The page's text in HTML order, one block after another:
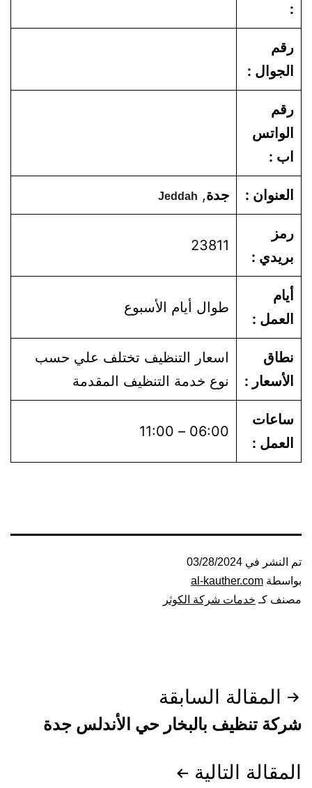
:
رقم
الجوال :
رقم
الواتس
اب :
العنوان : جدة,
Jeddah
رمز
بريدي :
23811
أيام
العمل :
طوال أيام الأسبوع
نطاق
الأسعار :
اسعار التنظيف تختلف علي حسب
نوع خدمة التنظيف المقدمة
ساعات
العمل :
06:00 – 11:00
تم النشر في 03/28/2024
بواسطة al-kauther.com
مصنف كـ خدمات شركة الكوثر
تصفّح
المقالات
المقالة السابقة
شركة تنظيف بالبخار حي الأندلس جدة
المقالة التالية